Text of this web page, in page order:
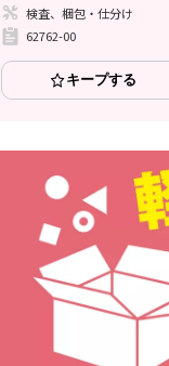
検査、梱包・仕分け
62762-00
キープする